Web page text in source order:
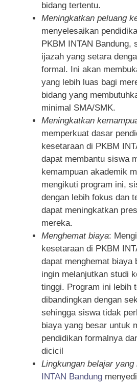
bidang tertentu.
Meningkatkan peluang
menyelesaikan
PKBM INTAN Bandung,
ijazah yang setara
formal. Ini akan
yang lebih luas bagi
bidang yang
minimal SMA/SMK.
Meningkatkan
memperkuat dasar
kesetaraan di PKBM
dapat membantu siswa
kemampuan akademik
mengikuti program ini,
dengan lebih fokus dan
dapat meningkatkan
mereka.
Menghemat biaya:
kesetaraan di PKBM
dapat menghemat biaya
ingin melanjutkan studi
tinggi. Program ini lebih
dibandingkan dengan
sehingga siswa tidak
biaya yang besar untuk
pendidikan formalnya
dicicil
Lingkungan belajar yang
INTAN Bandung